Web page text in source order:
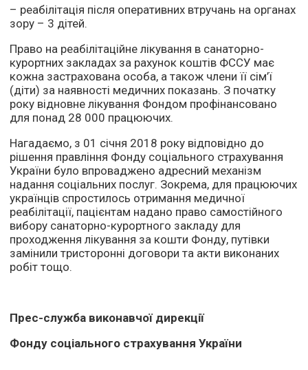
– реабілітація після оперативних втручань на органах
зору – 3 дітей.
Право на реабілітаційне лікування в санаторно-
курортних закладах за рахунок коштів ФССУ має
кожна застрахована особа, а також члени її сім’ї
(діти) за наявності медичних показань. З початку
року відновне лікування Фондом профінансовано
для понад 28 000 працюючих.
Нагадаємо, з 01 січня 2018 року відповідно до
рішення правління Фонду соціального страхування
України було впроваджено адресний механізм
надання соціальних послуг. Зокрема, для працюючих
українців спростилось отримання медичної
реабілітації, пацієнтам надано право самостійного
вибору санаторно-курортного закладу для
проходження лікування за кошти Фонду, путівки
замінили тристоронні договори та акти виконаних
робіт тощо.
Прес-служба виконавчої дирекції
Фонду соціального страхування України